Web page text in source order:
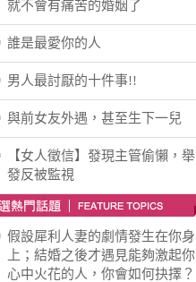
就不會有痛苦的婚姻了
誰是最愛你的人
男人最討厭的十件事!!
與前女友外遇，甚至生下一兒
【女人徵信】發現主管偷懶，舉
發反被監視
假設犀利人妻的劇情發生在你身
上；結婚之後才遇見能夠激起你
心中火花的人，你會如何抉擇？